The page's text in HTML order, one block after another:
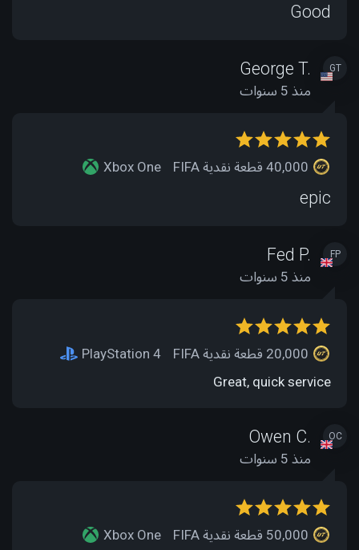
Good
GT
George T.
منذ 5 سنوات
Xbox One
epic
FP
Fed P.
منذ 5 سنوات
PlayStation 4
Great, quick service
OC
Owen C.
منذ 5 سنوات
Xbox One